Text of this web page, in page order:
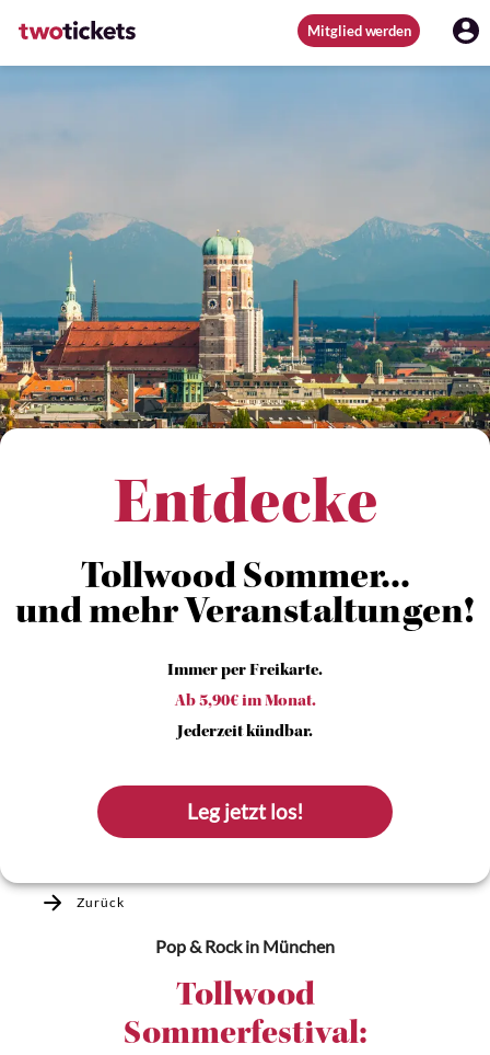
Mitglied werden
Entdecke
Tollwood Sommer...
und mehr Veranstaltungen!
Immer per Freikarte.
Ab 5,90€ im Monat.
Jederzeit kündbar.
Leg jetzt los!
Zurück
Pop & Rockin München
Tollwood
Sommerfestival: